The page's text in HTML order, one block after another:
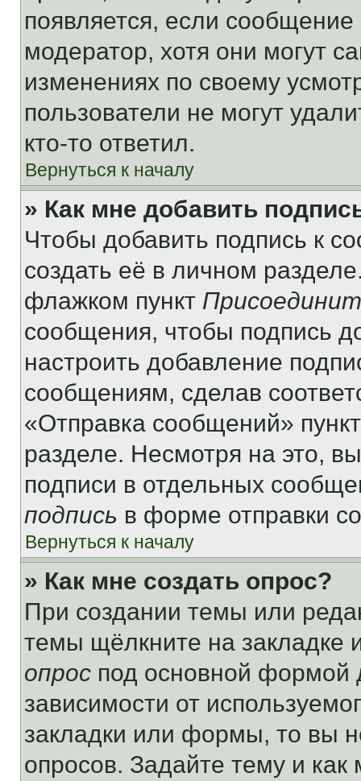
появляется, если
модератор, хотя они могут
изменениях по своему
пользователи не могут
кто-то ответил.
Вернуться к началу
» Как мне добавить
Чтобы добавить подпись к
создать её в личном
флажком пункт
сообщения, чтобы подпись
настроить добавление
сообщениям, сделав
«Отправка сообщений»
разделе. Несмотря на это,
подписи в отдельных
подпись в форме отправки
Вернуться к началу
» Как мне создать опрос?
При создании темы или
темы щёлкните на
опрос под основной формой
зависимости от
закладки или формы, то вы
опросов. Задайте тему и